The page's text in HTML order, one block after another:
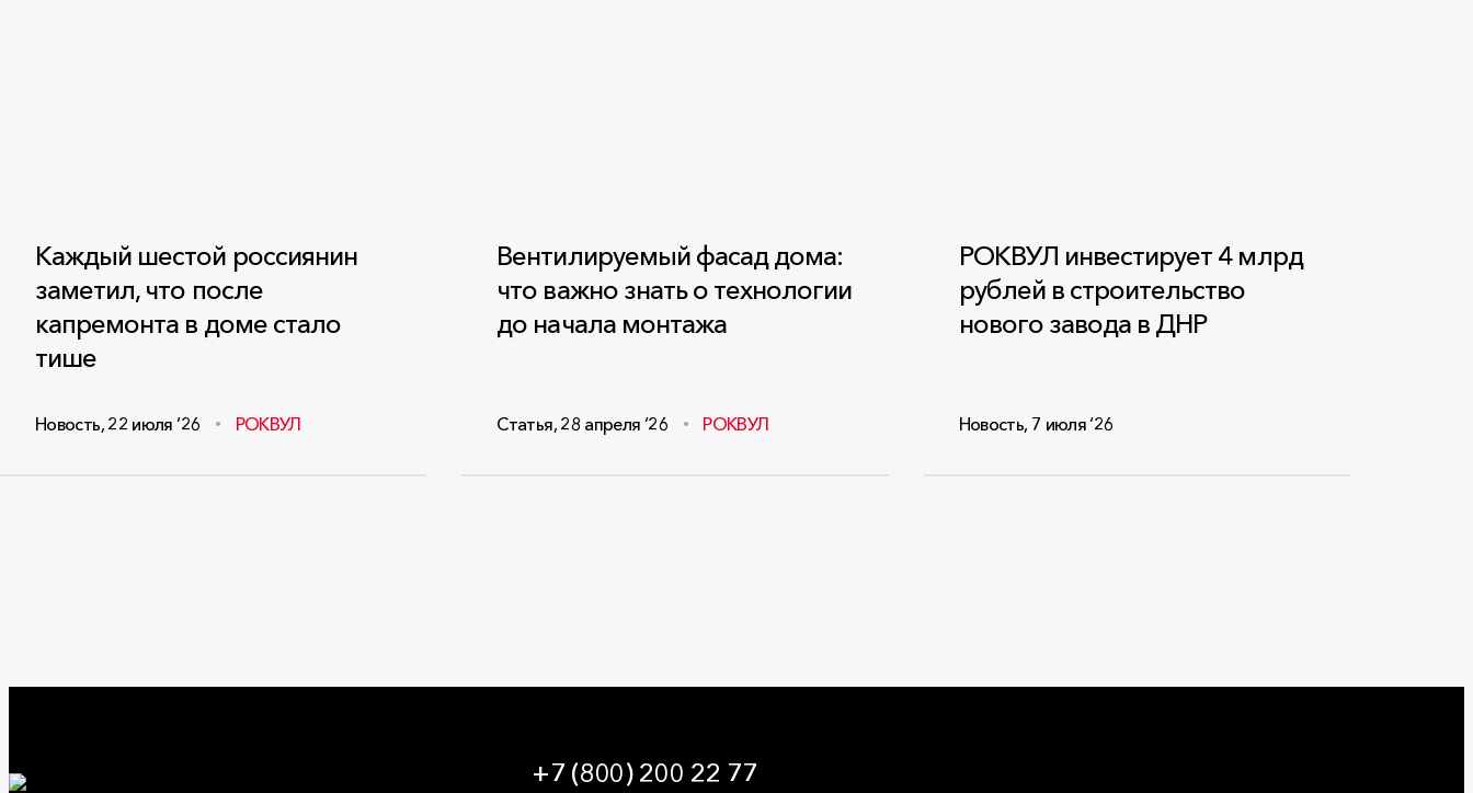
Каждый шестой россиянин
заметил, что после
капремонта в доме стало
тише
Новость, 22 июля ‘26 РОКВУЛ
Вентилируемый фасад дома:
что важно знать о технологии
до начала монтажа
Статья, 28 апреля ‘26 РОКВУЛ
РОКВУЛ инвестирует 4 млрд
рублей в строительство
нового завода в ДНР
Новость, 7 июля ‘26
+7 (800) 200 22 77